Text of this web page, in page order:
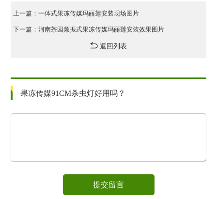
上一篇：一体式果冻传媒玛丽莲安装现场图片
下一篇：河南茶园频振式果冻传媒玛丽莲安装效果图片
返回列表
果冻传媒91CM杀虫灯好用吗？
提交留言